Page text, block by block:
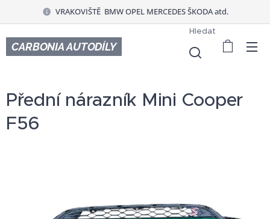
VRAKOVIŠTĚ BMW OPEL MERCEDES ŠKODA atd.
CARBONIA AUTODÍLY
Hledat
Přední nárazník Mini Cooper
F56